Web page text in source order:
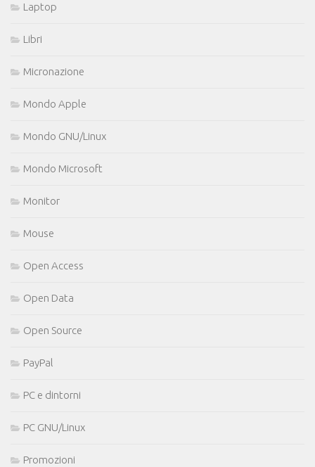
Laptop
Libri
Micronazione
Mondo Apple
Mondo GNU/Linux
Mondo Microsoft
Monitor
Mouse
Open Access
Open Data
Open Source
PayPal
PC e dintorni
PC GNU/Linux
Promozioni